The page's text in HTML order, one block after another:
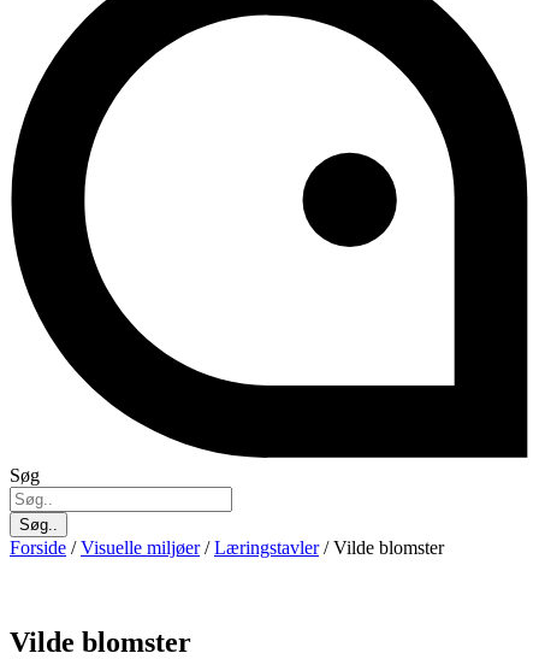
Søg
Søg..
Forside /Visuelle miljøer/Læringstavler/ Vilde blomster
Vilde blomster